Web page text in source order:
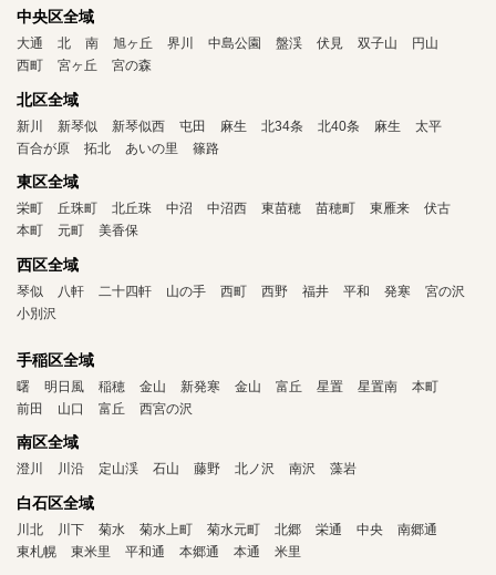
中央区全域
大通 北 南 旭ヶ丘 界川 中島公園 盤渓 伏見 双子山
円山
西町
宮ヶ丘 宮の森
北区全域
新川 新琴似 新琴似西 屯田 麻生 北34条 北40条 麻生
太平
百合が原
拓北 あいの里 篠路
東区全域
栄町 丘珠町 北丘珠 中沼 中沼西 東苗穂 苗穂町 東雁来
伏古
本町
元町 美香保
西区全域
琴似 八軒 二十四軒 山の手 西町 西野 福井 平和 発寒
宮の沢
小別沢
手稲区全域
曙 明日風 稲穂 金山 新発寒 金山 富丘 星置 星置南
本町
前田
山口 富丘 西宮の沢
南区全域
澄川 川沿 定山渓 石山 藤野 北ノ沢 南沢 藻岩
白石区全域
川北 川下 菊水 菊水上町 菊水元町 北郷 栄通 中央
南郷通
東札幌
東米里 平和通 本郷通 本通 米里